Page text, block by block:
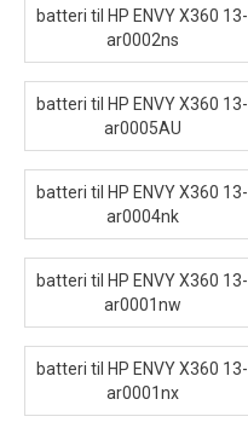
batteri til HP ENVY X360 13-
ar0002ns
batteri til HP ENVY X360 13-
ar0005AU
batteri til HP ENVY X360 13-
ar0004nk
batteri til HP ENVY X360 13-
ar0001nw
batteri til HP ENVY X360 13-
ar0001nx